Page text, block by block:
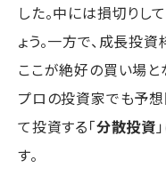
した。中には損切りし
ょう。一方で、成長投
ここが絶好の買い場
プロの投資家でも予想
て投資する「分散投資
す。